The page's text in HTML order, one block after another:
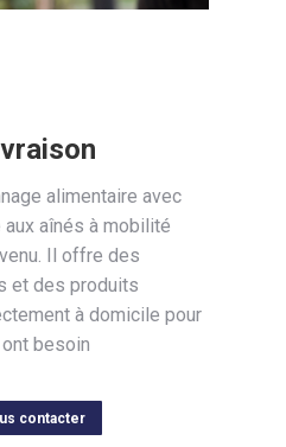
alimentaire avec
aînés à mobilité
Il offre des
et des produits
à domicile pour
besoin
contacter